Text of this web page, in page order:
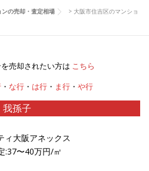
ンの売却・査定相場 > 大阪市住吉区のマンショ
売却されたい方は こちら
・ な行 ・ は行 ・ ま行 ・ や行
我孫子
ィ大阪アネックス
:37〜40万円/㎡